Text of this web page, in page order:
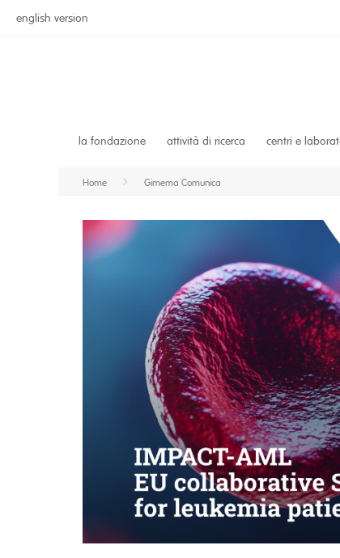
english version
la fondazione attività di ricerca centri e
Home Gimema Comunica